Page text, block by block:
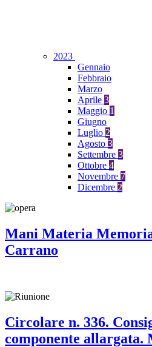
2023
Gennaio
Febbraio
Marzo
Aprile 3
Maggio 1
Giugno
Luglio 2
Agosto 3
Settembre 3
Ottobre 4
Novembre 7
Dicembre 2
Mani Materia
Carrano
Circolare n. 336.
componente allargata.